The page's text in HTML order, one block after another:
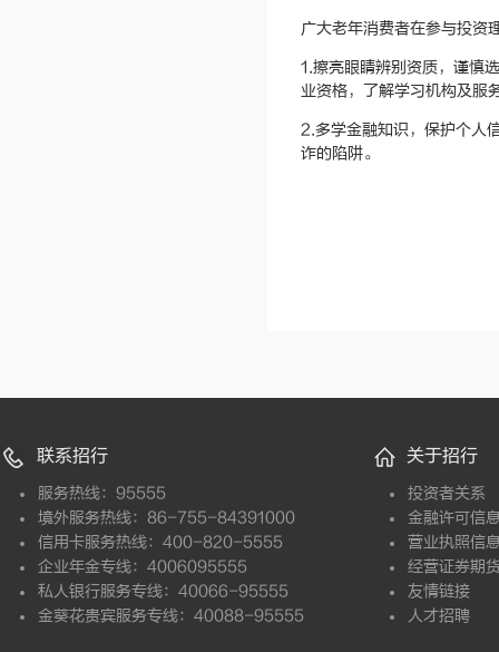
广大老年消费者在参与投资
1.擦亮眼睛辨别资质，谨慎
业资格，了解学习机构及服
2.多学金融知识，保护个人
诈的陷阱。
联系招行
服务热线：95555
境外服务热线：86-755-84391000
信用卡服务热线：400-820-5555
企业年金专线：4006095555
私人银行服务专线：40066-95555
金葵花贵宾服务专线：40088-95555
关于招行
投资者关系
金融许可信
营业执照信
经营证券期
友情链接
人才招聘